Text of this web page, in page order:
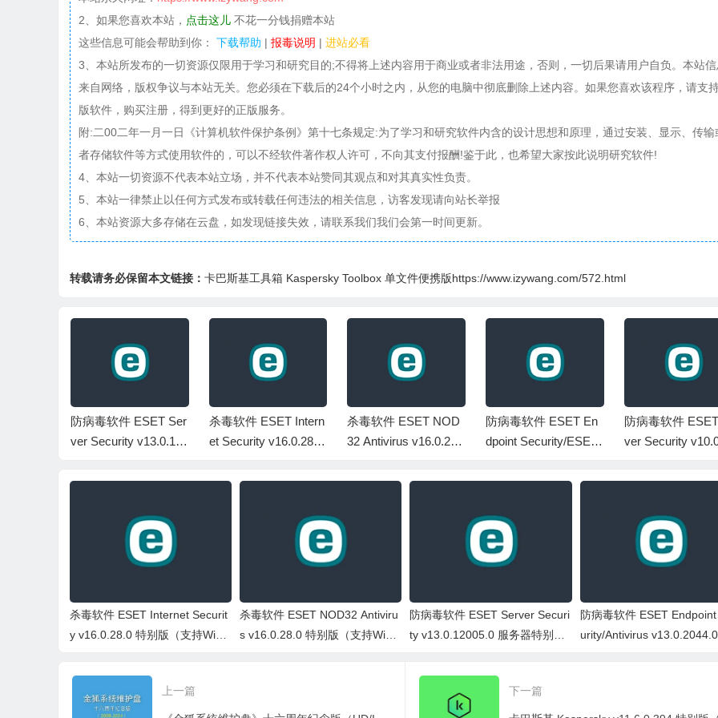
2、如果您喜欢本站， 点击这儿 不花一分钱捐赠本站
这些信息可能会帮助到你：
下载帮助 | 报毒说明 | 进站必看
3、本站所发布的一切资源仅限用于学习和研究目的;不得将上述内容用于商业或者非法用途，否则，一切后果请用户自负。本站信
来自网络，版权争议与本站无关。您必须在下载后的24个小时之内，从您的电脑中彻底删除上述内容。如果您喜欢该程序，请支
版软件，购买注册，得到更好的正版服务。
附:二00二年一月一日《计算机软件保护条例》第十七条规定:为了学习和研究软件内含的设计思想和原理，通过安装、显示、传输
者存储软件等方式使用软件的，可以不经软件著作权人许可，不向其支付报酬!鉴于此，也希望大家按此说明研究软件!
4、本站一切资源不代表本站立场，并不代表本站赞同其观点和对其真实性负责。
5、本站一律禁止以任何方式发布或转载任何违法的相关信息，访客发现请向站长举报
6、本站资源大多存储在云盘，如发现链接失效，请联系我们我们会第一时间更新。
转载请务必保留本文链接： 卡巴斯基工具箱 Kaspersky Toolbox 单文件便携版https://www.izywang.com/572.html
防病毒软件 ESET Ser
ver Security v13.0.120
防火墙支持Win10及以
杀毒软件 ESET Intern
et Security v16.0.28.0
杀毒软件 ESET NOD
32 Antivirus v16.0.28.
7）
防病毒软件 ESET En
dpoint Security/ESET
0.2272.7 企业特别版
防病毒软件
ver Security
服务器可用（支
杀毒软件 ESET Internet Securit
y v16.0.28.0 特别版（支持Win
杀毒软件 ESET NOD32 Antiviru
s v16.0.28.0 特别版（支持Win
防病毒软件 ESET Server Securi
ty v13.0.12005.0 服务器特别版
防病毒软件 ESET
urity/Antivirus v13.0.2044.0
上一篇 下一篇